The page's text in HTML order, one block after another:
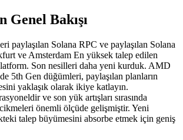
Genel Bakışı
paylaşılan Solana RPC ve paylaşılan Solana
ve Amsterdam En yüksek talep edilen
Son nesilleri daha yeni kurduk. AMD
5th Gen düğümleri, paylaşılan planların
yaklaşık olarak ikiye katlayın.
ve son yük artışları sırasında
önemli ölçüde gelişmiştir. Yeni
talep büyümesini absorbe etmek için geniş